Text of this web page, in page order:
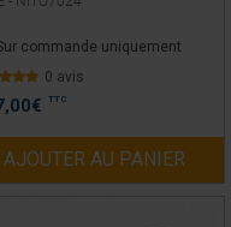
commande uniquement
0 avis
€ TTC
AJOUTER AU PANIER